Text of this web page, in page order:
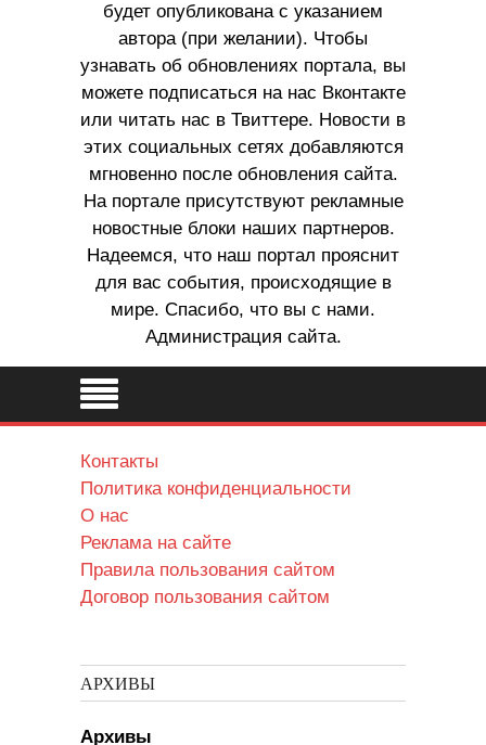
будет опубликована с указанием
автора (при желании). Чтобы
узнавать об обновлениях портала, вы
можете подписаться на нас Вконтакте
или читать нас в Твиттере. Новости в
этих социальных сетях добавляются
мгновенно после обновления сайта.
На портале присутствуют рекламные
новостные блоки наших партнеров.
Надеемся, что наш портал прояснит
для вас события, происходящие в
мире. Спасибо, что вы с нами.
Администрация сайта.
Контакты
Политика конфиденциальности
О нас
Реклама на сайте
Правила пользования сайтом
Договор пользования сайтом
АРХИВЫ
Архивы